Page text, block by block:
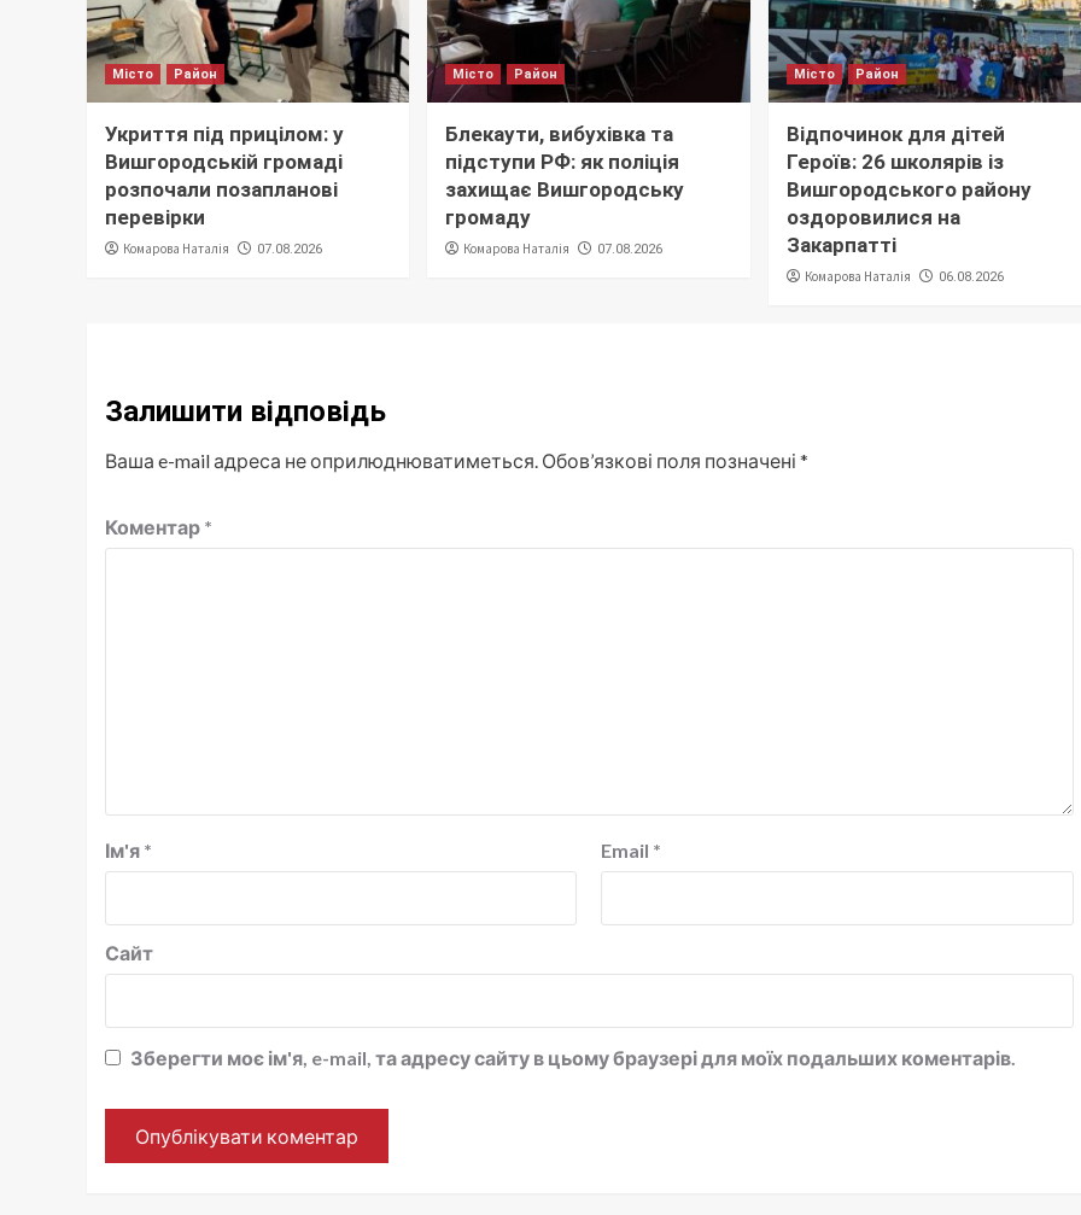
Місто Район
Укриття під прицілом: у
Вишгородській громаді
розпочали позапланові
перевірки
Комарова Наталія 07.08.2026
Місто Район
Блекаути, вибухівка та
підступи РФ: як поліція
захищає Вишгородську
громаду
Комарова Наталія 07.08.2026
Місто Район
Відпочинок для дітей
Героїв: 26 школярів із
Вишгородського району
оздоровилися на
Закарпатті
Комарова Наталія 06.08.2026
Залишити відповідь
Ваша e-mail адреса не оприлюднюватиметься. Обов’язкові поля позначені *
Коментар *
Ім'я * Email *
Сайт
Зберегти моє ім'я, e-mail, та адресу сайту в цьому браузері для моїх подальших коментарів.